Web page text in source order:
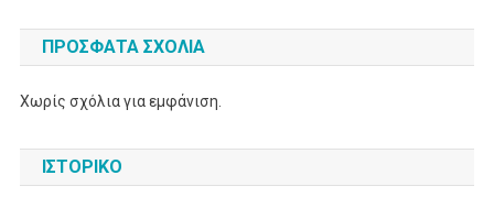
ΠΡΌΣΦΑΤΑ ΣΧΌΛΙΑ
Χωρίς σχόλια για εμφάνιση.
ΙΣΤΟΡΙΚΌ